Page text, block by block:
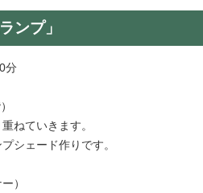
ンプ」
分
）
ねていきます。
シェード作りです。
ー）